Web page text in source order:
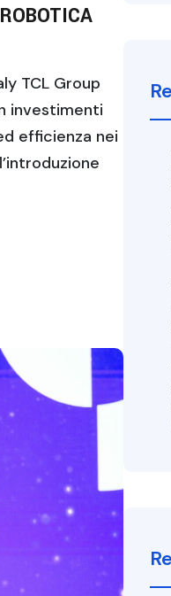
TCL Group
investimenti
efficienza nei